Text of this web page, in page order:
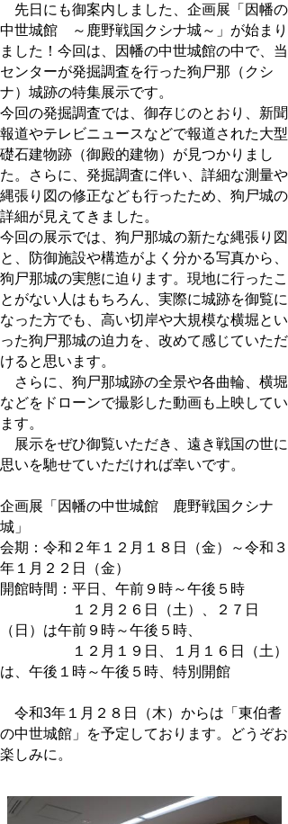
先日にも御案内しました、企画展「因幡の
中世城館 ～鹿野戦国クシナ城～」が始まり
ました！今回は、因幡の中世城館の中で、当
センターが発掘調査を行った狗尸那（クシ
ナ）城跡の特集展示です。
今回の発掘調査では、御存じのとおり、新聞
報道やテレビニュースなどで報道された大型
礎石建物跡（御殿的建物）が見つかりまし
た。さらに、発掘調査に伴い、詳細な測量や
縄張り図の修正なども行ったため、狗尸城の
詳細が見えてきました。
今回の展示では、狗尸那城の新たな縄張り図
と、防御施設や構造がよく分かる写真から、
狗尸那城の実態に迫ります。現地に行ったこ
とがない人はもちろん、実際に城跡を御覧に
なった方でも、高い切岸や大規模な横堀とい
った狗尸那城の迫力を、改めて感じていただ
けると思います。
さらに、狗尸那城跡の全景や各曲輪、横堀
などをドローンで撮影した動画も上映してい
ます。
展示をぜひ御覧いただき、遠き戦国の世に
思いを馳せていただければ幸いです。
企画展「因幡の中世城館 鹿野戦国クシナ
城」
会期：令和２年１２月１８日（金）～令和３
年１月２２日（金）
開館時間：平日、午前９時～午後５時
１２月２６日（土）、２７日
（日）は午前９時～午後５時、
１２月１９日、１月１６日（土）
は、午後１時～午後５時、特別開館
令和3年１月２８日（木）からは「東伯耆
の中世城館」を予定しております。どうぞお
楽しみに。